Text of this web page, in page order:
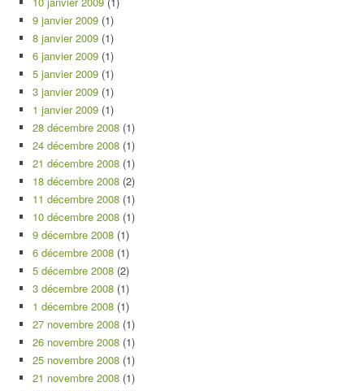
9 janvier 2009 (1)
8 janvier 2009 (1)
6 janvier 2009 (1)
5 janvier 2009 (1)
3 janvier 2009 (1)
1 janvier 2009 (1)
28 décembre 2008 (1)
24 décembre 2008 (1)
21 décembre 2008 (1)
18 décembre 2008 (2)
11 décembre 2008 (1)
10 décembre 2008 (1)
9 décembre 2008 (1)
6 décembre 2008 (1)
5 décembre 2008 (2)
3 décembre 2008 (1)
1 décembre 2008 (1)
27 novembre 2008 (1)
26 novembre 2008 (1)
25 novembre 2008 (1)
21 novembre 2008 (1)